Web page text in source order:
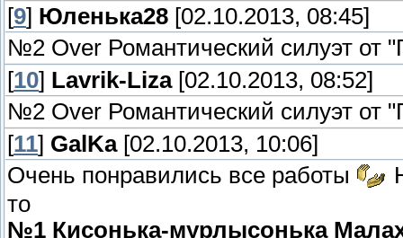
[9] Юленька28 [02.10.2013, 08:45]
№2 Over Романтический силуэт от
[10] Lavrik-Liza[02.10.2013, 08:52]
№2 Over Романтический силуэт от
[11] GalKa[02.10.2013, 10:06]
Очень понравились все работы
то
№1 Кисонька-мурлысонька